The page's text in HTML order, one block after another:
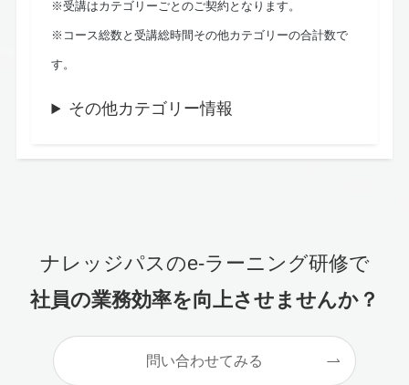
※受講はカテゴリーごとのご契約となります。
※コース総数と受講総時間その他カテゴリーの合計数で
す。
その他カテゴリー情報
ナレッジパスのe-ラーニング研修で
社員の業務効率を向上させませんか？
問い合わせてみる